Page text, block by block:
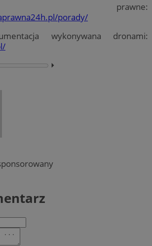
prawne:
porady/
wykonywana dronami:
⏵︎